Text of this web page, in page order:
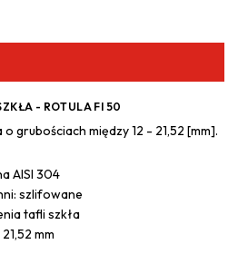
- ROTULA FI 50
grubościach między 12 - 21,52 [mm].
AISI 304
szlifowane
tafli szkła
mm